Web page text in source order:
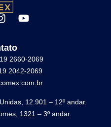
2660-2069
2042-2069
12.901 – 12º andar.
1321 – 3º andar.